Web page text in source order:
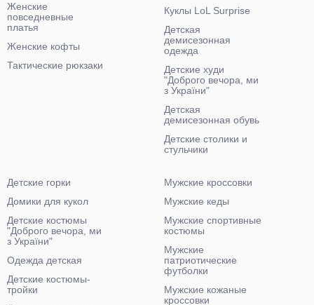
Женские
повседневные
платья
Женские кофты
Тактические рюкзаки
Куклы LoL Surprise
Детская
демисезонная
одежда
Детские худи
"Доброго вечора, ми
з України"
Детская
демисезонная обувь
Детские столики и
стульчики
Детские горки
Домики для кукол
Детские костюмы
"Доброго вечора, ми
з України"
Одежда детская
Детские костюмы-
тройки
Мужские кроссовки
Мужские кеды
Мужские спортивные
костюмы
Мужские
патриотические
футболки
Мужские кожаные
кроссовки